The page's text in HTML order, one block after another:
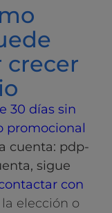
crecer
30 días sin
promocional
cuenta: pdp-
sigue
con
elección o